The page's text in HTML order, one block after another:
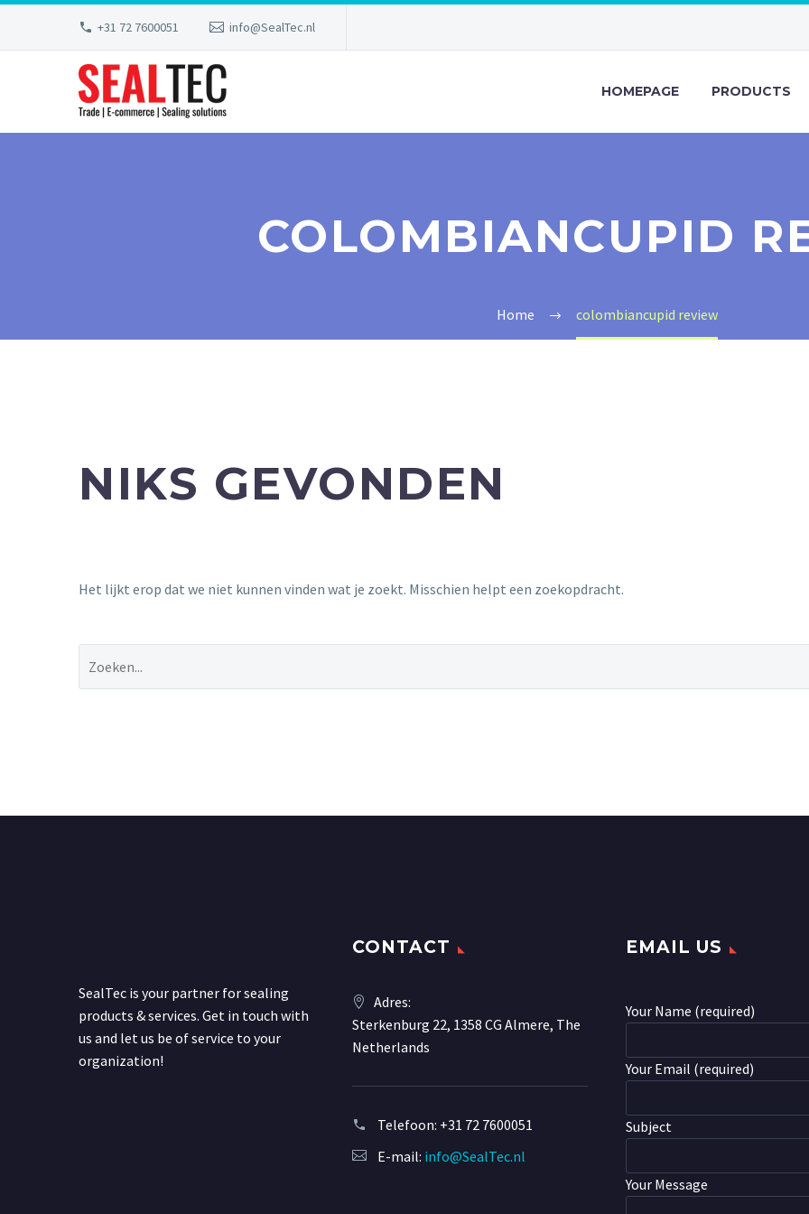
+31 72 7600051 info@SealTec.nl
HOMEPAGE PRODUCTS
COLOMBIANCUPID
Home colombiancupid review
NIKS GEVONDEN
Het lijkt erop dat we niet kunnen vinden wat je zoekt. Misschien helpt een zoekopdracht.
SealTec is your partner for sealing
products & services. Get in touch with
us and let us be of service to your
organization!
CONTACT
Adres:
Sterkenburg 22, 1358 CG Almere, The
Netherlands
Telefoon: +31 72 7600051
E-mail: info@SealTec.nl
EMAIL US
Your Name (required)
Your Email (required)
Subject
Your Message